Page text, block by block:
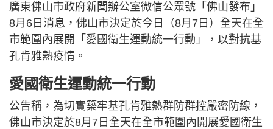
廣東佛山市政府新聞辦公室微信公眾號「佛山發布」
8月6日消息，佛山市決定於今日（8月7日）全天在全
市範圍內展開「愛國衛生運動統一行動」，以對抗基
孔肯雅熱疫情。
愛國衛生運動統一行動
公告稱，為切實築牢基孔肯雅熱群防群控嚴密防線，
佛山市決定於8月7日全天在全市範圍內開展愛國衛生